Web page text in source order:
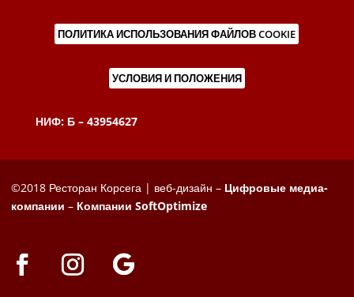
ПОЛИТИКА ИСПОЛЬЗОВАНИЯ ФАЙЛОВ COOKIE
УСЛОВИЯ И ПОЛОЖЕНИЯ
НИФ: Б – 43954627
©2018 Ресторан Корсега | веб-дизайн – Цифровые медиа-
компании – Компании SoftOptimize